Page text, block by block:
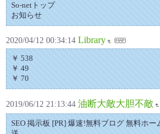
So-netトップ
お知らせ
2020/04/12 00:34:14 Library
￥ 538
￥ 49
￥ 70
2019/06/12 21:13:44 油断大敵大胆不敵
SEO 掲示板 [PR] 爆速!無料ブログ 無料ホ